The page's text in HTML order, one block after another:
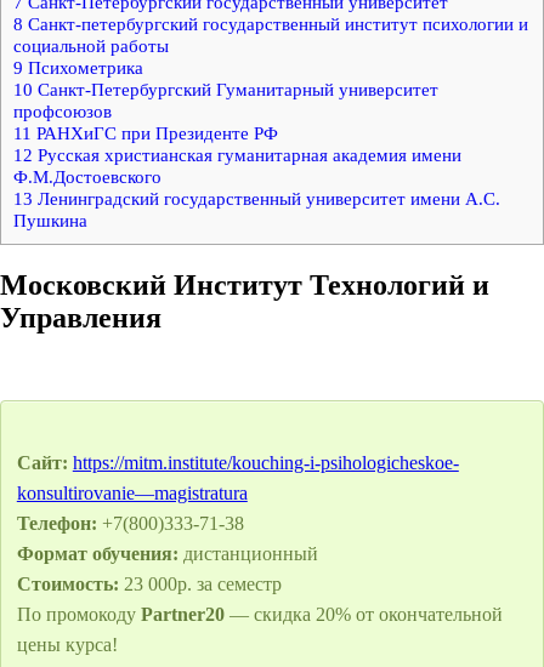
8 Санкт-петербургский государственный институт психологии и
социальной работы
9 Психометрика
10 Санкт-Петербургский Гуманитарный университет
профсоюзов
11 РАНХиГС при Президенте РФ
12 Русская христианская гуманитарная академия имени
Ф.М.Достоевского
13 Ленинградский государственный университет имени А.С.
Пушкина
Московский Институт Технологий и
Управления
Сайт: https://mitm.institute/kouching-i-psihologicheskoe-
konsultirovanie—magistratura
Телефон: +7(800)333-71-38
Формат обучения: дистанционный
Стоимость: 23 000р. за семестр
По промокоду Partner20— скидка 20% от окончательной
цены курса!